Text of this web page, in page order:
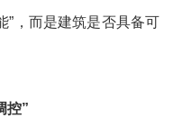
”，而是建筑是否具备可
控”